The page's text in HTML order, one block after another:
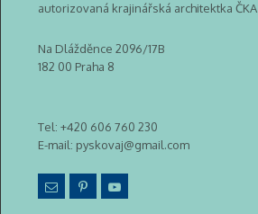
autorizovaná krajinářská architektka ČKA
Na Dlážděnce 2096/17B
182 00 Praha 8
Tel: +420 606 760 230
E-mail: pyskovaj@gmail.com